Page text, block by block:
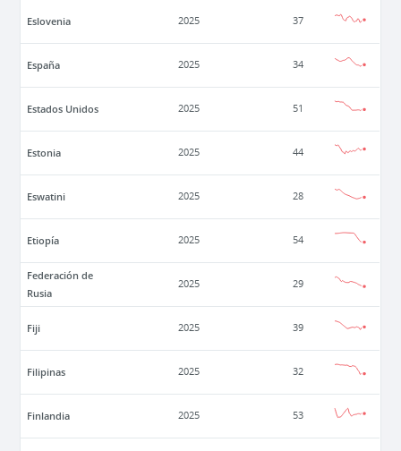
Eslovenia 2025 37
España 2025 34
Estados Unidos 2025 51
Estonia 2025 44
Eswatini 2025 28
Etiopía 2025 54
Federación de
Rusia
2025 29
Fiji 2025 39
Filipinas 2025 32
Finlandia 2025 53